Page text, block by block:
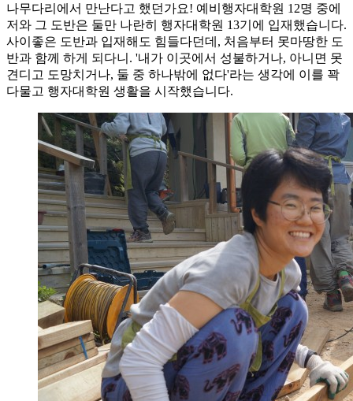
나무다리에서 만난다고 했던가요! 예비행자대학원 12명 중에
저와 그 도반은 둘만 나란히 행자대학원 13기에 입재했습니다.
사이좋은 도반과 입재해도 힘들다던데, 처음부터 못마땅한 도
반과 함께 하게 되다니. '내가 이곳에서 성불하거나, 아니면 못
견디고 도망치거나, 둘 중 하나밖에 없다'라는 생각에 이를 꽉
다물고 행자대학원 생활을 시작했습니다.